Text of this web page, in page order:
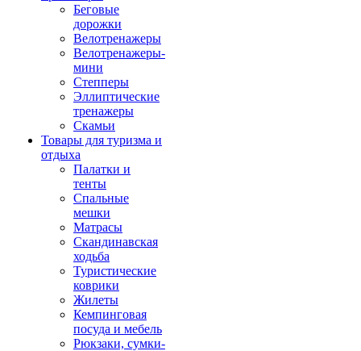
Беговые
дорожки
Велотренажеры
Велотренажеры-
мини
Степперы
Эллиптические
тренажеры
Скамьи
Товары для туризма и
отдыха
Палатки и
тенты
Спальные
мешки
Матрасы
Скандинавская
ходьба
Туристические
коврики
Жилеты
Кемпинговая
посуда и мебель
Рюкзаки, сумки-